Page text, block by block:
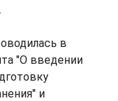
в
"О введении
и